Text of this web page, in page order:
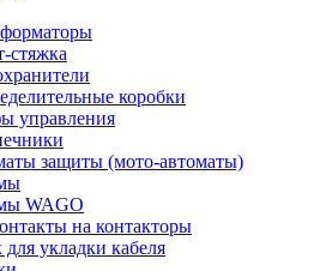
стяжка
коробки
управления
защиты (мото-автоматы)
WAGO
на контакторы
для укладки кабеля